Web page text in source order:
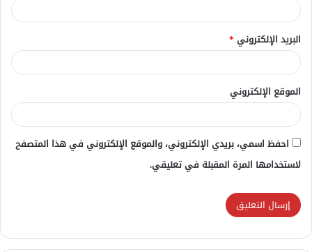
البريد الإلكتروني *
الموقع الإلكتروني
احفظ اسمي، بريدي الإلكتروني، والموقع الإلكتروني في هذا المتصفح
لاستخدامها المرة المقبلة في تعليقي.